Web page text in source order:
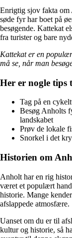
Enrigtig sjov fakta om
søde fyr har boet på
besøgende. Kattekat
fra turister og bare
Kattekat er en
må se, når man
Her er nogle
Tag på en
Besøg Anholts
landskabet
Prøv de lokale
Snorkel i det
Historien om
Anholt har en rig
været et populært
historie. Mange
afslappede atmosfære.
Uanset om du er til
kultur og historie, så